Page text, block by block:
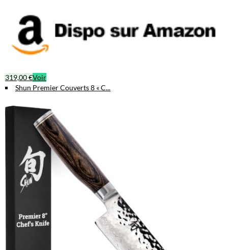
319,00 €Voir
Shun Premier Couverts 8 « C...